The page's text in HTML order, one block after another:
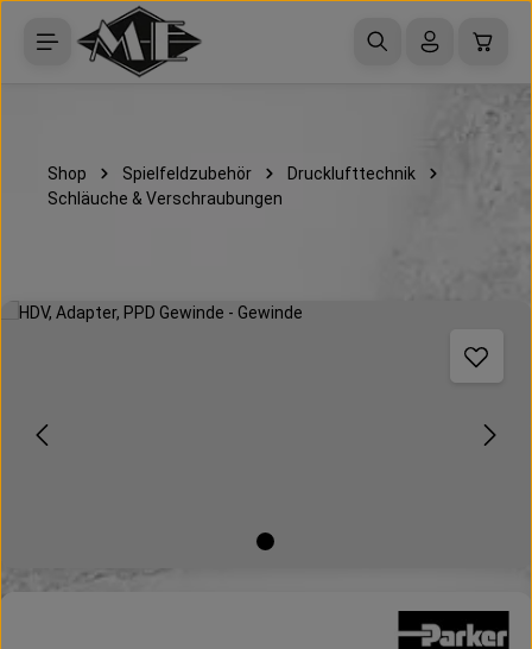
Zum Hauptinhalt springen
Shop Spielfeldzubehör
Drucklufttechnik
Schläuche & Verschraubungen
Bildergalerie überspringen